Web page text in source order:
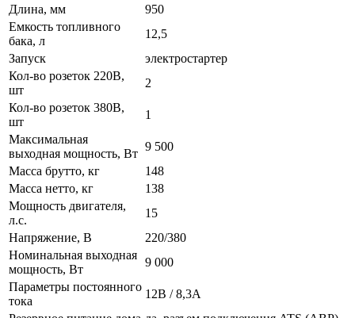
Длина, мм
950
Емкость топливного
бака, л
12,5
Запуск
электростартер
Кол-во розеток 220В,
шт
2
Кол-во розеток 380В,
шт
1
Максимальная
выходная мощность, Вт
9 500
Масса брутто, кг
148
Масса нетто, кг
138
Мощность двигателя,
л.с.
15
Напряжение, В
220/380
Номинальная выходная
мощность, Вт
9 000
Параметры постоянного
тока
12В / 8,3А